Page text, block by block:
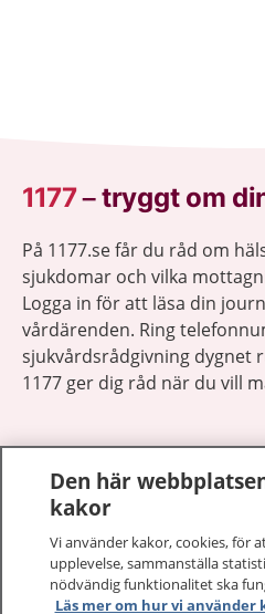
1177–tryggt om
På 1177.se får du råd om
sjukdomar och vilka
Logga in för att läsa din
vårdärenden. Ring
sjukvårdsrådgivning dygnet
1177 ger dig råd när du vill
1177 på flera språk
Om 1177
Den här
kakor
Vi använder kakor, cookies, för
upplevelse, sammanställa
nödvändig funktionalitet ska
Läs mer om hur vi använder